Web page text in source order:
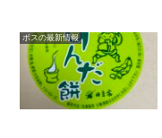
ボスの最新情報